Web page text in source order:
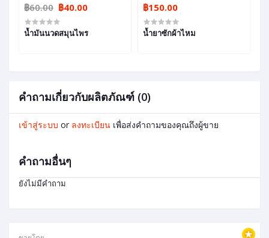
฿60.00 ฿40.00
น้ำมันนวดสมุนไพร
฿150.00
น้ำยาซักผ้าไหม
คำถามเกี่ยวกับผลิตภัณฑ์ (0)
เข้าสู่ระบบ or ลงทะเบียน เพื่อส่งคำถามของคุณถึงผู้ขาย
คำถามอื่นๆ
ยังไม่มีคำถาม